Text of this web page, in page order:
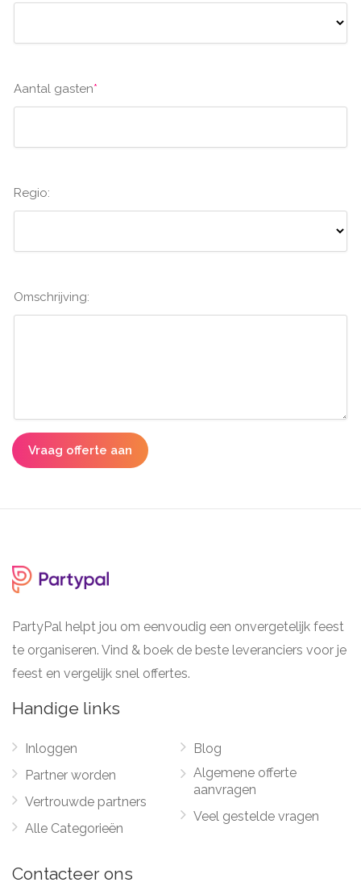
Aantal gasten*
Regio:
Omschrijving:
Vraag offerte aan
PartyPal helpt jou om eenvoudig een onvergetelijk feest
te organiseren. Vind & boek de beste leveranciers voor je
feest en vergelijk snel offertes.
Handige links
Inloggen
Partner worden
Vertrouwde partners
Alle Categorieën
Blog
Algemene offerte
aanvragen
Veel gestelde vragen
Contacteer ons